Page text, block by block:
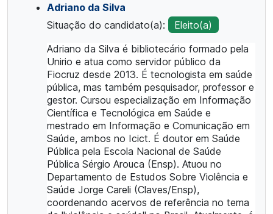
Adriano da Silva
Situação do candidato(a):
Eleito(a)
Adriano da Silva é bibliotecário formado pela
Unirio e atua como servidor público da
Fiocruz desde 2013. É tecnologista em saúde
pública, mas também pesquisador, professor e
gestor. Cursou especialização em Informação
Científica e Tecnológica em Saúde e
mestrado em Informação e Comunicação em
Saúde, ambos no Icict. É doutor em Saúde
Pública pela Escola Nacional de Saúde
Pública Sérgio Arouca (Ensp). Atuou no
Departamento de Estudos Sobre Violência e
Saúde Jorge Careli (Claves/Ensp),
coordenando acervos de referência no tema